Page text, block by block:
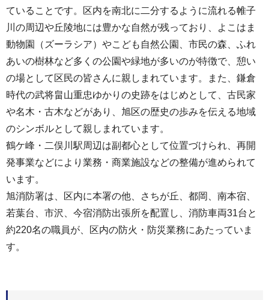
ていることです。区内を南北に二分するように流れる帷子
川の周辺や丘陵地には豊かな自然が残っており、よこはま
動物園（ズーラシア）やこども自然公園、市民の森、ふれ
あいの樹林など多くの公園や緑地が多いのが特徴で、憩い
の場として区民の皆さんに親しまれています。また、鎌倉
時代の武将畠山重忠ゆかりの史跡をはじめとして、古民家
や名木・古木などがあり、旭区の歴史の歩みを伝える地域
のシンボルとして親しまれています。
鶴ケ峰・二俣川駅周辺は副都心として位置づけられ、再開
発事業などにより業務・商業施設などの整備が進められて
います。
旭消防署は、区内に本署の他、さちが丘、都岡、南本宿、
若葉台、市沢、今宿消防出張所を配置し、消防車両31台と
約220名の職員が、区内の防火・防災業務にあたっていま
す。